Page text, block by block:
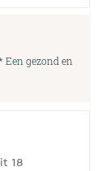
Een gezond en
18